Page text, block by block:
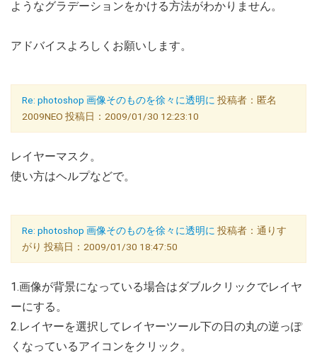
ようなグラデーションをかける方法がわかりません。
アドバイスよろしくお願いします。
Re: photoshop 画像そのものを徐々に透明に 投稿者：匿名
2009NEO 投稿日：2009/01/30 12:23:10
レイヤーマスク。
使い方はヘルプなどで。
Re: photoshop 画像そのものを徐々に透明に 投稿者：通りす
がり 投稿日：2009/01/30 18:47:50
1.画像が背景になっている場合はダブルクリックでレイヤ
ーにする。
2.レイヤーを選択してレイヤーツール下の日の丸の逆っぽ
くなっているアイコンをクリック。